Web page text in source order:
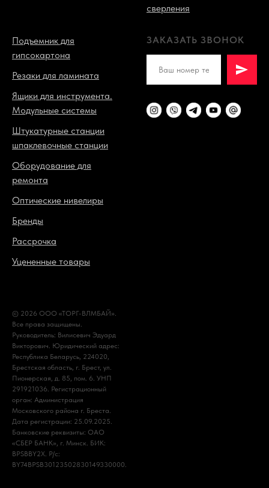
сверления
Подъемник для
гипсокартона
Резаки для ламината
Ящики для инструмента.
Модульные системы
Штукатурные станции
шпаклевочные станции
Оборудование для
ремонта
Оптические нивелиры
Бренды
Рассрочка
Уцененные товары
ЗАКАЗАТЬ ЗВОНОК
© 2026 ООО «ТОРГ-ВЛМБАЙ».
Все права защищены.
Руководитель: Вилисевич Эдуард
Викторович. Юридический адрес:
Республика Беларусь, 224020,
Брестская область, г. Брест, ул.
Пионерская, д. 85, пом. 6. УНП
291921036. Регистрационный
орган: Администрация
Московского района г. Бреста.
Дата регистрации: 25.09.2025.
Банковские реквизиты: ОАО
«СБЕР БАНК», г. Минск. БИК:
BPSBBY2X. Р/с:
BY74BPSB30123502830149330000.